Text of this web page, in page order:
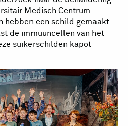
Medisch Centrum
hebben een schild gemaakt
de immuuncellen van het
suikerschilden kapot